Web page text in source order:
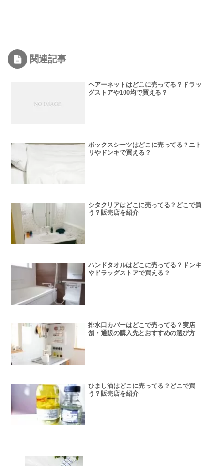
関連記事
ヘアーネットはどこに売ってる？ドラッ
グストアや100均で買える？
ボックスシーツはどこに売ってる？ニト
リやドンキで買える？
シタクリアはどこに売ってる？どこで買
う？販売店を紹介
ハンドタオルはどこに売ってる？ドンキ
やドラッグストアで買える？
排水口カバーはどこで売ってる？実店
舗・通販の購入先とおすすめの選び方
ひまし油はどこに売ってる？どこで買
う？販売店を紹介